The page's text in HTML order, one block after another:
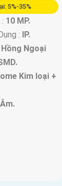
5%-35%
10 MP.
: IP.
Hồng Ngoại
Kim loại +